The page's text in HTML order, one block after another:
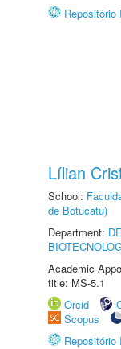
Lílian
School:
de Botucatu)
Department:
Academic
title: MS-5.1
Orcid
Scopus